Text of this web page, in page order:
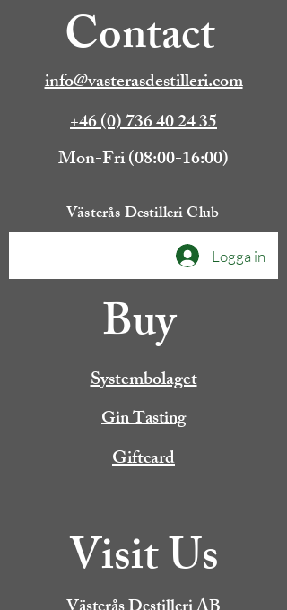
Contact
info@vasterasdestilleri.com
+46 (0) 736 40 24 35
Mon-Fri (08:00-16:00)
Västerås Destilleri Club
Logga in
Buy
Systembolaget
Gin Tasting
Giftcard
Visit Us